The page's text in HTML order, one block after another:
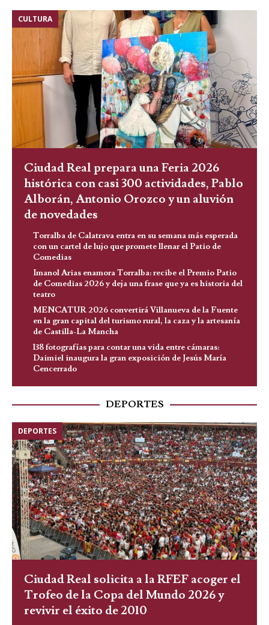
CULTURA
Ciudad Real prepara una Feria 2026
histórica con casi 300 actividades, Pablo
Alborán, Antonio Orozco y un aluvión
de novedades
Torralba de Calatrava entra en su semana más esperada
con un cartel de lujo que promete llenar el Patio de
Comedias
Imanol Arias enamora Torralba: recibe el Premio Patio
de Comedias 2026 y deja una frase que ya es historia del
teatro
MENCATUR 2026 convertirá Villanueva de la Fuente
en la gran capital del turismo rural, la caza y la artesanía
de Castilla-La Mancha
138 fotografías para contar una vida entre cámaras:
Daimiel inaugura la gran exposición de Jesús María
Cencerrado
DEPORTES
DEPORTES
Ciudad Real solicita a la RFEF acoger el
Trofeo de la Copa del Mundo 2026 y
revivir el éxito de 2010